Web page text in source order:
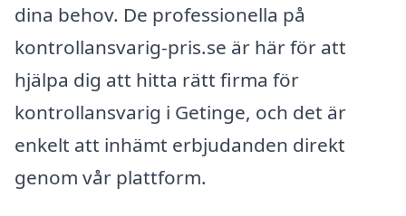
dina behov. De professionella på
kontrollansvarig-pris.se är här för att
hjälpa dig att hitta rätt firma för
kontrollansvarig i Getinge, och det är
enkelt att inhämt erbjudanden direkt
genom vår plattform.